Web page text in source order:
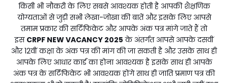
किसी भी नौकरी के लिए सबसे आवश्यक होती है आपकी शैक्षणिक
योग्यताओं से जुड़ी सभी लेखा-जोखा की बातें और इसके लिए आपसे
तमाम प्रकार की सर्टिफिकेट और आपके अंक पत्र मांगे जाते हैं तो
इस CRPF NEW VACANCY 2025 के अंतर्गत आपसे आपके दसवीं
और 12वीं कक्षा के अंक पत्र की मांग की जा सकती है और उसके साथ ही
आपके लिए आधार कार्ड का होना आवश्यक है इसके साथ ही आपके
अंक पत्र के सर्टिफिकेट भी आवश्यक होंगे साथ ही जाति प्रमाण पत्र की